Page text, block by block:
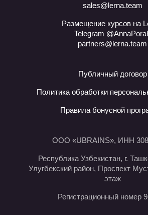
sales@lerna.team
Размещение курсов на
Telegram
partners@lerna.team
Публичный договор
Политика обработки
Правила бонусной
ООО «UBRAINS», ИНН
Республика Узбекистан, г.
Улугбекский район, Проспект
этаж
Регистрационный номер